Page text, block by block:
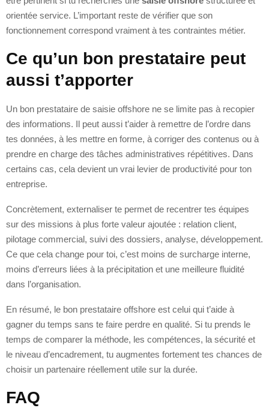
orientée service. L’important reste de vérifier que son
fonctionnement correspond vraiment à tes contraintes métier.
Ce qu’un bon prestataire peut
aussi t’apporter
Un bon prestataire de saisie offshore ne se limite pas à recopier
des informations. Il peut aussi t’aider à remettre de l’ordre dans
tes données, à les mettre en forme, à corriger des contenus ou à
prendre en charge des tâches administratives répétitives. Dans
certains cas, cela devient un vrai levier de productivité pour ton
entreprise.
Concrètement, externaliser te permet de recentrer tes équipes
sur des missions à plus forte valeur ajoutée : relation client,
pilotage commercial, suivi des dossiers, analyse, développement.
Ce que cela change pour toi, c’est moins de surcharge interne,
moins d’erreurs liées à la précipitation et une meilleure fluidité
dans l’organisation.
En résumé, le bon prestataire offshore est celui qui t’aide à
gagner du temps sans te faire perdre en qualité. Si tu prends le
temps de comparer la méthode, les compétences, la sécurité et
le niveau d’encadrement, tu augmentes fortement tes chances de
choisir un partenaire réellement utile sur la durée.
FAQ